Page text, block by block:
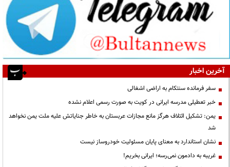
آخرین اخبار
سفر فرمانده سنتکام به اراضی اشغالی
خبر تعطیلی مدرسه ایرانی در کویت به صورت رسمی اعلام نشده
یمن: تشکیل ائتلاف هرگز مانع مجازات عربستان به خاطر جنایاتش علیه ملت یمن نخواهد
شد
نشان استاندارد به معنای پایان مسئولیت خودروساز نیست
غریبه به دادمون نمی‌رسه؛ ایرانی بخریم!